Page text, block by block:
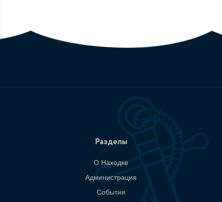
Разделы
О Находке
Администрация
События